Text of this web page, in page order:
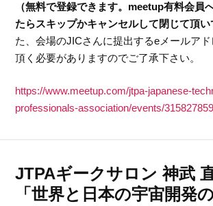
（無料で登録できます。meetup有料会員
たらスキップかキャンセルして閉じて頂い
た、会場のJICさんに提出するeメールア
頂く必要がありますのでご了承下さい。
https://www.meetup.com/jtpa-japanese-
professionals-association/events/
JTPAギークサロン 神武
「世界と日本の宇宙開発